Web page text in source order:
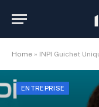
Home » INPI Guichet Unique ou
ENTREPRISE